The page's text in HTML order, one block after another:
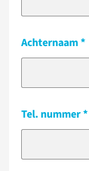
Achternaam
Tel. nummer